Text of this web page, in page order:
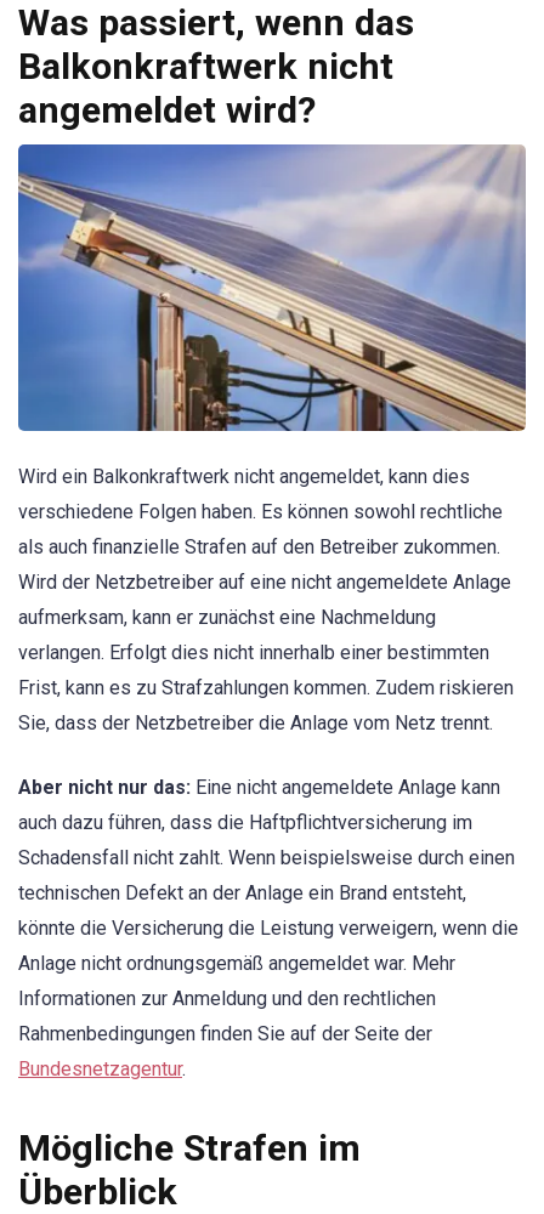
Was passiert, wenn das
Balkonkraftwerk nicht
angemeldet wird?
Wird ein Balkonkraftwerk nicht angemeldet, kann dies
verschiedene Folgen haben. Es können sowohl rechtliche
als auch finanzielle Strafen auf den Betreiber zukommen.
Wird der Netzbetreiber auf eine nicht angemeldete Anlage
aufmerksam, kann er zunächst eine Nachmeldung
verlangen. Erfolgt dies nicht innerhalb einer bestimmten
Frist, kann es zu Strafzahlungen kommen. Zudem riskieren
Sie, dass der Netzbetreiber die Anlage vom Netz trennt.
Aber nicht nur das: Eine nicht angemeldete Anlage kann
auch dazu führen, dass die Haftpflichtversicherung im
Schadensfall nicht zahlt. Wenn beispielsweise durch einen
technischen Defekt an der Anlage ein Brand entsteht,
könnte die Versicherung die Leistung verweigern, wenn die
Anlage nicht ordnungsgemäß angemeldet war. Mehr
Informationen zur Anmeldung und den rechtlichen
Rahmenbedingungen finden Sie auf der Seite der
Bundesnetzagentur.
Mögliche Strafen im
Überblick